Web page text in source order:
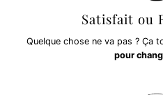
Satisfait ou
Quelque chose ne va pas ? Ça
pour